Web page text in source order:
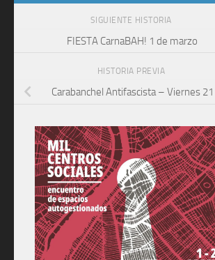
SIGUIENTE HISTORIA
FIESTA CarnaBAH! 1 de marzo
HISTORIA PREVIA
Carabanchel Antifascista – Viernes 21